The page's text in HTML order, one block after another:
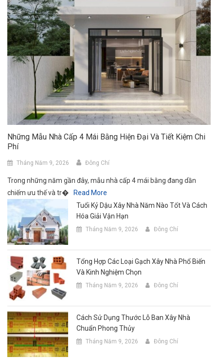
Những Mẫu Nhà Cấp 4 Mái Bằng Hiện Đại Và Tiết Kiệm Chi
Phí
Tháng Năm 9, 2026 Đông Chí
Trong những năm gần đây, mẫu nhà cấp 4 mái bằng đang dần
chiếm ưu thế và tr�
Read More
Tuổi Kỷ Dậu Xây Nhà Năm Nào Tốt Và Cách
Hóa Giải Vận Hạn
Tháng Năm 9, 2026 Đông Chí
Tổng Hợp Các Loại Gạch Xây Nhà Phổ Biến
Và Kinh Nghiệm Chọn
Tháng Năm 9, 2026 Đông Chí
Cách Sử Dụng Thước Lỗ Ban Xây Nhà
Chuẩn Phong Thủy
Tháng Năm 9, 2026 Đông Chí